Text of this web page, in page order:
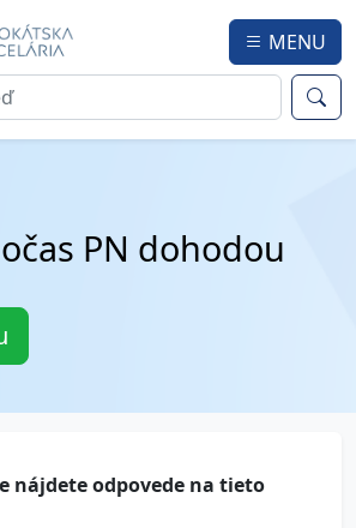
MENU
PN dohodou
nájdete odpovede na tieto